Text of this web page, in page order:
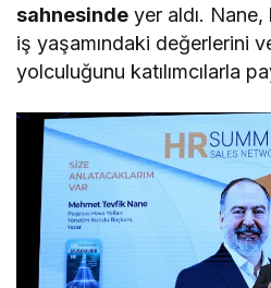
sahnesinde yer aldı.
iş yaşamındaki değerlerini
yolculuğunu katılımcılarla